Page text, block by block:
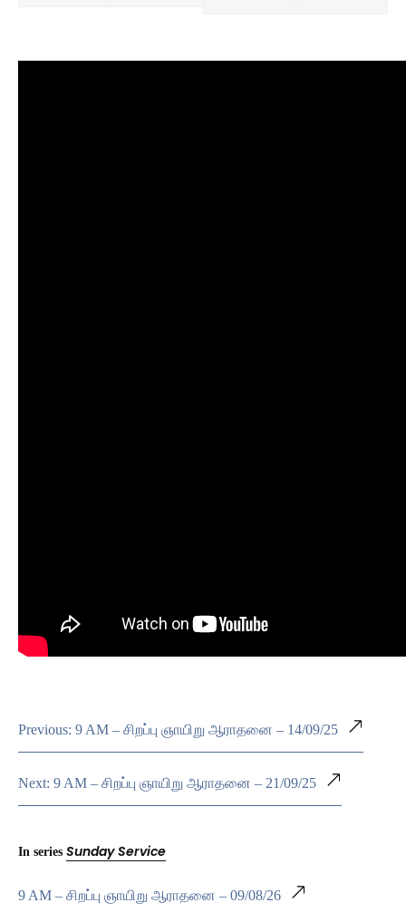
Previous: 9 AM – சிறப்பு ஞாயிறு ஆராதனை – 14/09/25
Next: 9 AM – சிறப்பு ஞாயிறு ஆராதனை – 21/09/25
In series Sunday Service
9 AM – சிறப்பு ஞாயிறு ஆராதனை – 09/08/26